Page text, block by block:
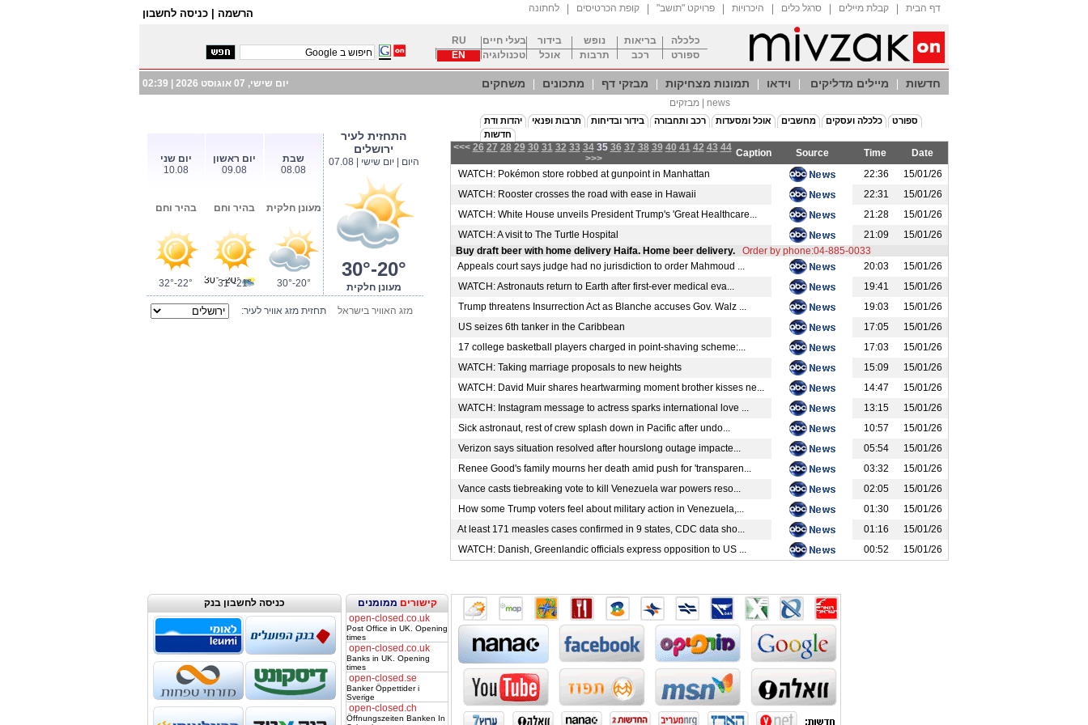
דף הבית קבלת מיילים סרגל כלים היכרויות "פרויקט "תושב קופת הכרטיסים לחתונה הרשמה | כניסה לחשבון
כלכלה בריאות נופש בידור בעלי חיים
RU
ספורט
רכב תרבות אוכל טכנולוגיה EN
חדשות מיילים מדליקים וידאו תמונות מצחיקות מבזקי דף מתכונים משחקים יום שישי, 07 אוגוסט 2026 |
02:39
מבזקים | news
יהדות ודת תרבות ופנאי בידור ובדיחות רכב ותחבורה אוכל ומסעדות מחשבים כלכלה ועסקים
ספורט
חדשות
<<< 26 27 28 29 30 31 32 33 34 35 36 37 38 39 40 41 42 43 44
>>>
Caption Source Time
Date
WATCH: Pokémon store robbed at gunpoint in Manhattan
22:36
15/01/26
WATCH: Rooster crosses the road with ease in Hawaii
22:31
15/01/26
WATCH: White House unveils President Trump's 'Great Healthcare...
21:28
15/01/26
WATCH: A visit to The Turtle Hospital
21:09
15/01/26
Buy draft beer with home delivery Haifa. Home beer delivery.
Order by phone:04-885-0033
Appeals court says judge had no jurisdiction to order Mahmoud ...
20:03
15/01/26
WATCH: Astronauts return to Earth after first-ever medical eva...
19:41
15/01/26
Trump threatens Insurrection Act as Blanche accuses Gov. Walz ...
19:03
15/01/26
US seizes 6th tanker in the Caribbean
17:05
15/01/26
17 college basketball players charged in point-shaving scheme:...
17:03
15/01/26
WATCH: Taking marriage proposals to new heights
15:09
15/01/26
WATCH: David Muir shares heartwarming moment brother kisses ne...
14:47
15/01/26
WATCH: Instagram message to actress sparks international love ...
13:15
15/01/26
Sick astronaut, rest of crew splash down in Pacific after undo...
10:57
15/01/26
Verizon says situation resolved after hourslong outage impacte...
05:54
15/01/26
Renee Good's family mourns her death amid push for 'transparen...
03:32
15/01/26
Vance casts tiebreaking vote to kill Venezuela war powers reso...
02:05
15/01/26
How some Trump voters feel about military action in Venezuela,...
01:30
15/01/26
At least 171 measles cases confirmed in 9 states, CDC data sho...
01:16
15/01/26
WATCH: Danish, Greenlandic officials express opposition to US ...
00:52 15/01/26
יום שני
10.08
בהיר וחם
32°-22°
יום ראשון
09.08
בהיר וחם
31°-21°
שבת
08.08
מעונן חלקית
30°-20°
התחזית לעיר
ירושלים
היום | יום שישי | 07.08
30°-20°
מעונן חלקית
תחזית מזג אוויר לעיר: מזג האוויר בישראל
כניסה לחשבון בנק קישורים ממומנים
open-closed.co.uk
Post Office in UK. Opening
times
open-closed.co.uk
Banks in UK. Opening
times
open-closed.se
Banker Öppettider i
Sverige
open-closed.ch
Öffnungszeiten Banken In
20°- 30°